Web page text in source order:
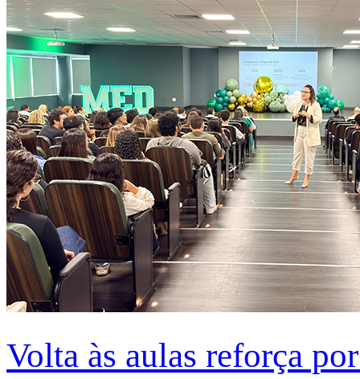
Volta às aulas reforça